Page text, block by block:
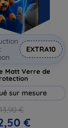
EXTRA10
Matt Verre de
sur mesure
13,90 €
€